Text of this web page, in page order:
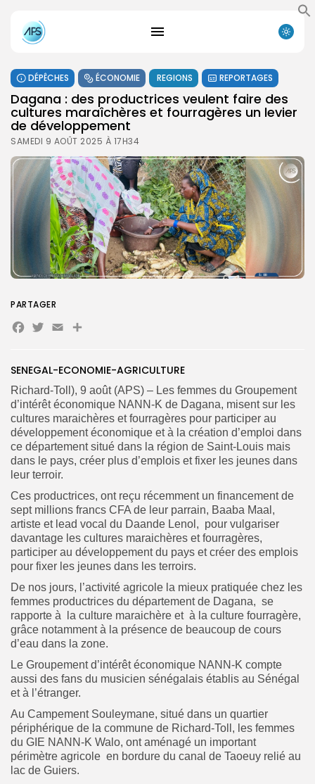
Search
for:
Search
Button
FR
DÉPÊCHES ÉCONOMIE REGIONS REPORTAGES
Dagana : des productrices veulent faire des
cultures maraîchères et fourragères un levier
de développement
SAMEDI 9 AOÛT 2025 À 17H34
SENEGAL-ECONOMIE-AGRICULTURE
Richard-Toll), 9 août (APS) – Les femmes du Groupement
d’intérêt économique NANN-K de Dagana, misent sur les
cultures maraichères et fourragères pour participer au
développement économique et à la création d’emploi dans
ce département situé dans la région de Saint-Louis mais
dans le pays, créer plus d’emplois et fixer les jeunes dans
leur terroir.
Ces productrices, ont reçu récemment un financement de
sept millions francs CFA de leur parrain, Baaba Maal,
artiste et lead vocal du Daande Lenol, pour vulgariser
davantage les cultures maraichères et fourragères,
participer au développement du pays et créer des emplois
pour fixer les jeunes dans les terroirs.
De nos jours, l’activité agricole la mieux pratiquée chez les
femmes productrices du département de Dagana, se
rapporte à la culture maraichère et à la culture fourragère,
grâce notamment à la présence de beaucoup de cours
d’eau dans la zone.
Le Groupement d’intérêt économique NANN-K compte
aussi des fans du musicien sénégalais établis au Sénégal
et à l’étranger.
Au Campement Souleymane, situé dans un quartier
périphérique de la commune de Richard-Toll, les femmes
du GIE NANN-K Walo, ont aménagé un important
périmètre agricole en bordure du canal de Taoeuy relié au
lac de Guiers.
PARTAGER
Facebook
Twitter
EmailPartager